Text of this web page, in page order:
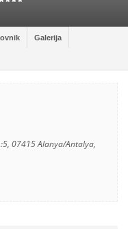
Galerija
07415 Alanya/Antalya,